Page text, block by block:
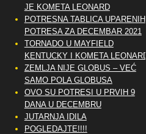
JE KOMETA LEONARD
POTRESNA TABLICA UPARENIH
POTRESA ZA DECEMBAR 2021
TORNADO U MAYFIELD
KENTUCKY I KOMETA LEONARD
ZEMLJA NIJE GLOBUS – VEĆ
SAMO POLA GLOBUSA
OVO SU POTRESI U PRVIH 9
DANA U DECEMBRU
JUTARNJA IDILA
POGLEDAJTE!!!!